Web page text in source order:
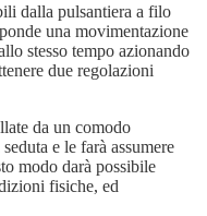
dalla pulsantiera a filo
una movimentazione
stesso tempo azionando
due regolazioni
da un comodo
e le farà assumere
modo darà possibile
fisiche, ed